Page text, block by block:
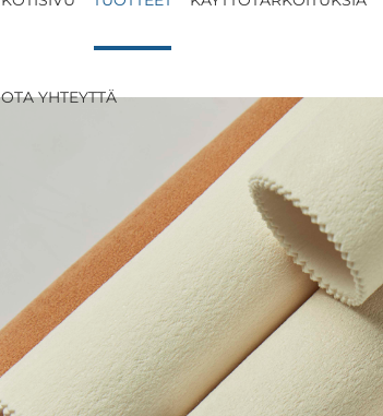
OTA YHTEYTTÄ